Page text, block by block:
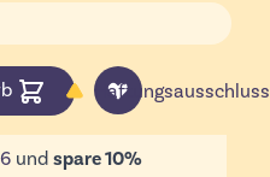
Haftungsausschluss
und spare10%